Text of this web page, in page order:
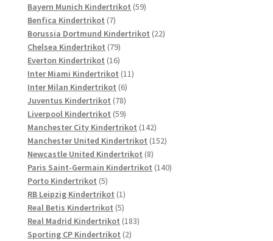
Produkte
Bayern Munich Kindertrikot 5959
Benfica Kindertrikot 77
Produkte
Borussia Dortmund Kindertrikot 2222
Chelsea Kindertrikot 7979
Produkte
Everton Kindertrikot 1616
Produkte
Inter Miami Kindertrikot 1111
Inter Milan Kindertrikot 66
Produkte
Juventus Kindertrikot 7878
Produkte
Liverpool Kindertrikot 5959
Produkte
Manchester City Kindertrikot 142142
Produkte
Manchester United Kindertrikot 152152
Newcastle United Kindertrikot 88
Produkte
Paris Saint-Germain Kindertrikot 140140
Porto Kindertrikot 55
Produkte
RB Leipzig Kindertrikot 11
Produkt
Real Betis Kindertrikot 55
Produkte
Real Madrid Kindertrikot 183183
Sporting CP Kindertrikot 22